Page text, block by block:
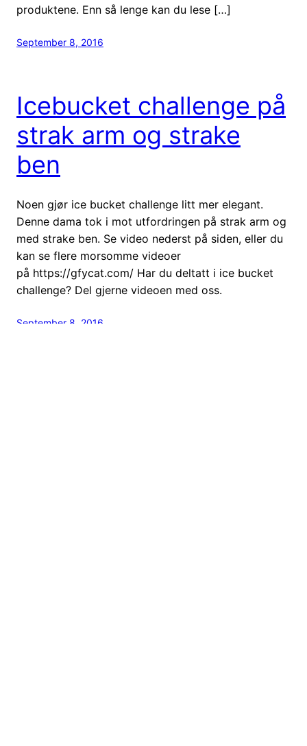
produktene. Enn så lenge kan du lese […]
September 8, 2016
Icebucket challenge på
strak arm og strake
ben
Noen gjør ice bucket challenge litt mer elegant.
Denne dama tok i mot utfordringen på strak arm og
med strake ben. Se video nederst på siden, eller du
kan se flere morsomme videoer
på https://gfycat.com/ Har du deltatt i ice bucket
challenge? Del gjerne videoen med oss.
September 8, 2016